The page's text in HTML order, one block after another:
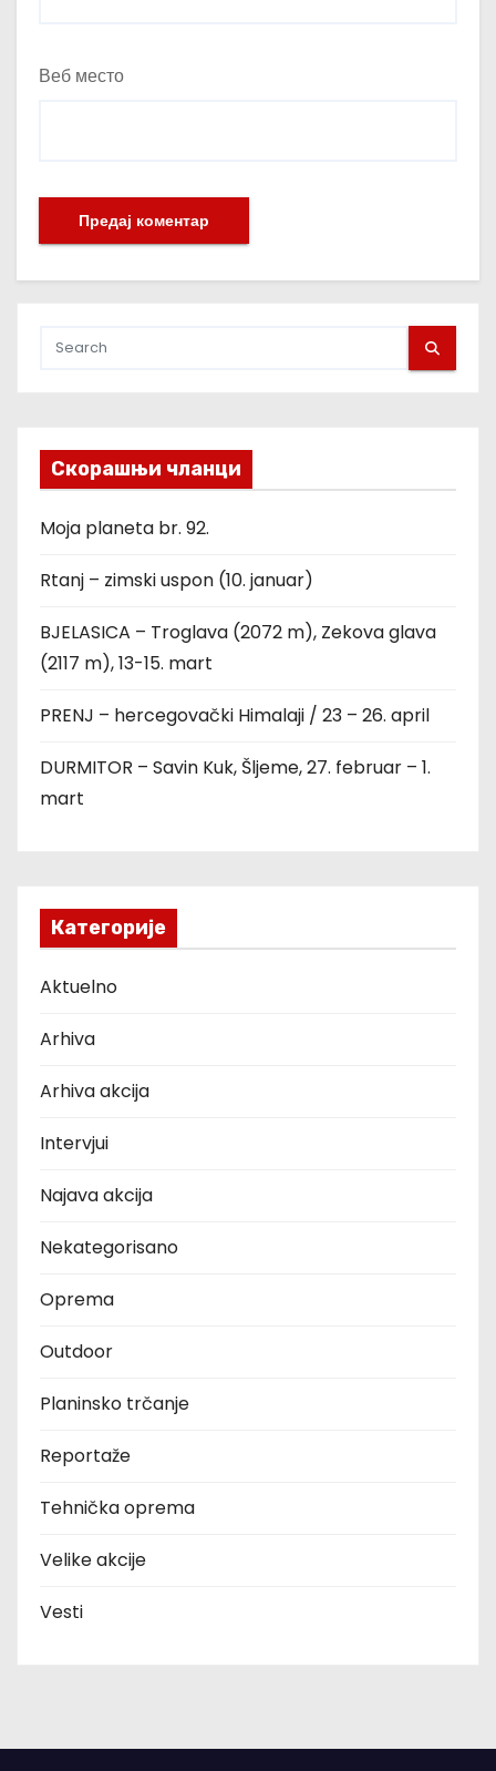
Веб место
Скорашњи чланци
Moja planeta br. 92.
Rtanj – zimski uspon (10. januar)
BJELASICA – Troglava (2072 m), Zekova glava
(2117 m), 13-15. mart
PRENJ – hercegovački Himalaji / 23 – 26. april
DURMITOR – Savin Kuk, Šljeme, 27. februar – 1.
mart
Категорије
Aktuelno
Arhiva
Arhiva akcija
Intervjui
Najava akcija
Nekategorisano
Oprema
Outdoor
Planinsko trčanje
Reportaže
Tehnička oprema
Velike akcije
Vesti